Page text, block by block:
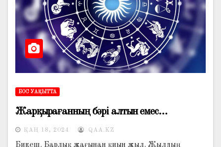
БОС УАҚЫТТА
Жарқырағанның бәрі алтын емес…
ҚАҢ 18, 2024 QAA.KZ
Бикеш. Барлық жағынан қиын жыл. Жылдың